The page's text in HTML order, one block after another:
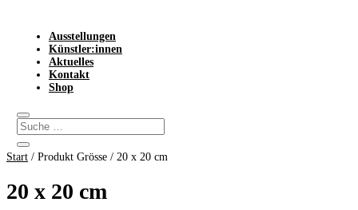
Ausstellungen
Künstler:innen
Aktuelles
Kontakt
Shop
Start / Produkt Grösse / 20 x 20 cm
20 x 20 cm